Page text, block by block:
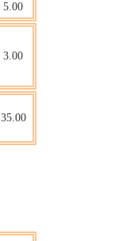
5.00
3.00
35.00